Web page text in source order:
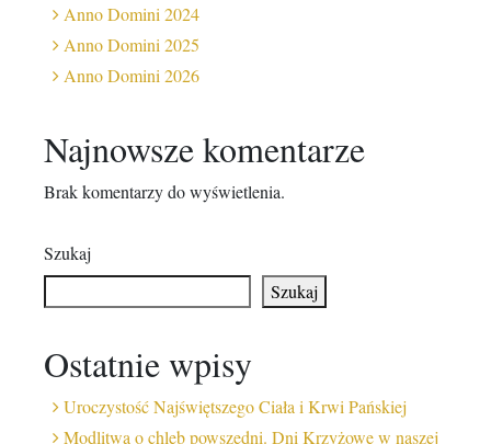
Anno Domini 2024
Anno Domini 2025
Anno Domini 2026
Najnowsze komentarze
Brak komentarzy do wyświetlenia.
Szukaj
Szukaj
Ostatnie wpisy
Uroczystość Najświętszego Ciała i Krwi Pańskiej
Modlitwa o chleb powszedni. Dni Krzyżowe w naszej